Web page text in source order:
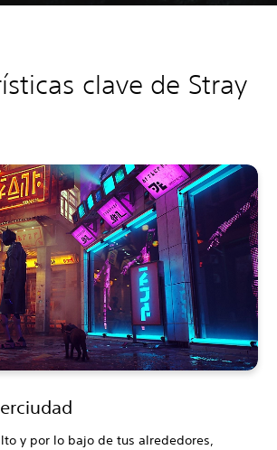
clave de Stray
y por lo bajo de tus alrededores,